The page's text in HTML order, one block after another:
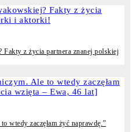
z życia partnera znanej polskiej
wtedy zaczęłam żyć naprawdę.”